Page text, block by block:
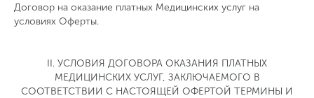
Договор на оказание платных Медицинских услуг на
условиях Оферты.
II. УСЛОВИЯ ДОГОВОРА ОКАЗАНИЯ ПЛАТНЫХ
МЕДИЦИНСКИХ УСЛУГ, ЗАКЛЮЧАЕМОГО В
СООТВЕТСТВИИ С НАСТОЯЩЕЙ ОФЕРТОЙ ТЕРМИНЫ И